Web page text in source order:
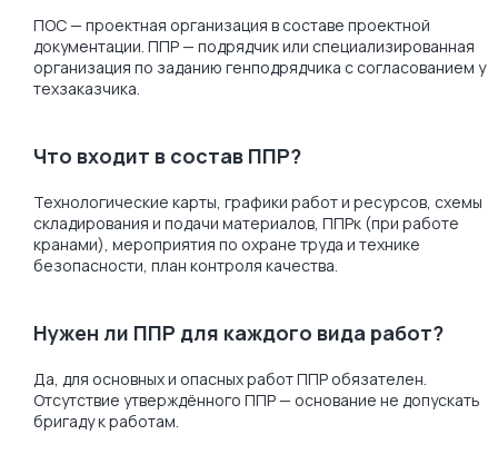
ПОС — проектная организация в составе проектной
документации. ППР — подрядчик или специализированная
организация по заданию генподрядчика с согласованием у
техзаказчика.
Что входит в состав ППР?
Технологические карты, графики работ и ресурсов, схемы
складирования и подачи материалов, ППРк (при работе
кранами), мероприятия по охране труда и технике
безопасности, план контроля качества.
Нужен ли ППР для каждого вида работ?
Да, для основных и опасных работ ППР обязателен.
Отсутствие утверждённого ППР — основание не допускать
бригаду к работам.